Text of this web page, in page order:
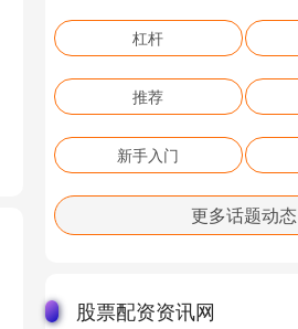
杠杆
推荐
新手入门
更多话题动态
股票配资资讯网